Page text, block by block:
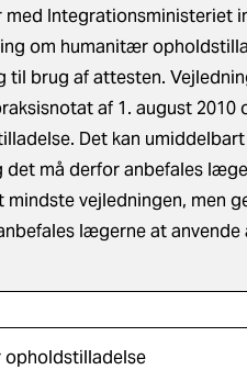
Integrationsministeriet
om humanitær
til brug af attesten.
af 1. august 2010
Det kan
må derfor anbefales
vejledningen, men
lægerne at